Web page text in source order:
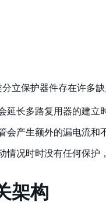
立保护器件存在许多缺
延长多路复用器的建立
会产生额外的漏电流和
情况时时没有任何保护
架构